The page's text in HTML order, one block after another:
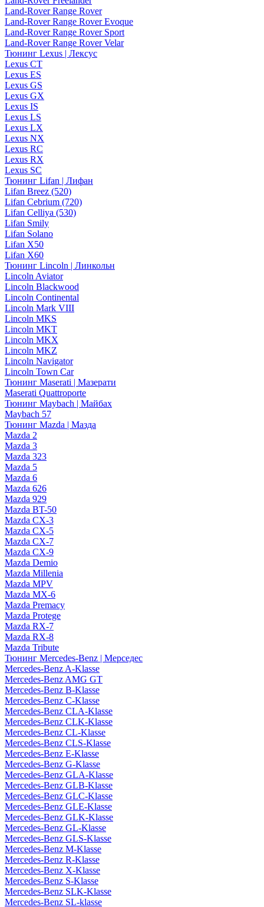
Land-Rover Range Rover
Land-Rover Range Rover Evoque
Land-Rover Range Rover Sport
Land-Rover Range Rover Velar
Тюнинг Lexus | Лексус
Lexus CT
Lexus ES
Lexus GS
Lexus GX
Lexus IS
Lexus LS
Lexus LX
Lexus NX
Lexus RC
Lexus RX
Lexus SC
Тюнинг Lifan | Лифан
Lifan Breez (520)
Lifan Cebrium (720)
Lifan Celliya (530)
Lifan Smily
Lifan Solano
Lifan X50
Lifan X60
Тюнинг Lincoln | Линкольн
Lincoln Aviator
Lincoln Blackwood
Lincoln Continental
Lincoln Mark VIII
Lincoln MKS
Lincoln MKT
Lincoln MKX
Lincoln MKZ
Lincoln Navigator
Lincoln Town Car
Тюнинг Maserati | Мазерати
Maserati Quattroporte
Тюнинг Maybach | Майбах
Maybach 57
Тюнинг Mazda | Мазда
Mazda 2
Mazda 3
Mazda 323
Mazda 5
Mazda 6
Mazda 626
Mazda 929
Mazda BT-50
Mazda CX-3
Mazda CX-5
Mazda CX-7
Mazda CX-9
Mazda Demio
Mazda Millenia
Mazda MPV
Mazda MX-6
Mazda Premacy
Mazda Protege
Mazda RX-7
Mazda RX-8
Mazda Tribute
Тюнинг Mercedes-Benz | Мерседес
Mercedes-Benz A-Klasse
Mercedes-Benz AMG GT
Mercedes-Benz B-Klasse
Mercedes-Benz C-Klasse
Mercedes-Benz CLA-Klasse
Mercedes-Benz CLK-Klasse
Mercedes-Benz CL-Klasse
Mercedes-Benz CLS-Klasse
Mercedes-Benz E-Klasse
Mercedes-Benz G-Klasse
Mercedes-Benz GLA-Klasse
Mercedes-Benz GLB-Klasse
Mercedes-Benz GLC-Klasse
Mercedes-Benz GLE-Klasse
Mercedes-Benz GLK-Klasse
Mercedes-Benz GL-Klasse
Mercedes-Benz GLS-Klasse
Mercedes-Benz M-Klasse
Mercedes-Benz R-Klasse
Mercedes-Benz X-Klasse
Mercedes-Benz S-Klasse
Mercedes-Benz SLK-Klasse
Mercedes-Benz SL-klasse